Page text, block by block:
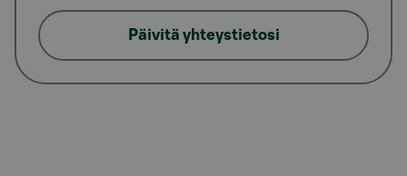
Päivitä yhteystietosi